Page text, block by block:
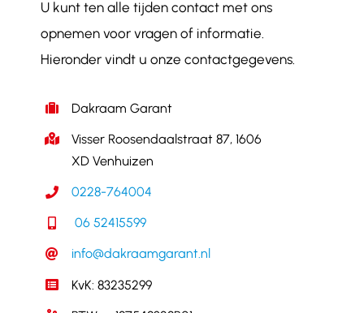
U kunt ten alle tijden contact met ons
opnemen voor vragen of informatie.
Hieronder vindt u onze contactgegevens.
Dakraam Garant
Visser Roosendaalstraat 87, 1606
XD Venhuizen
0228-764004
06 52415599
info@dakraamgarant.nl
KvK: 83235299